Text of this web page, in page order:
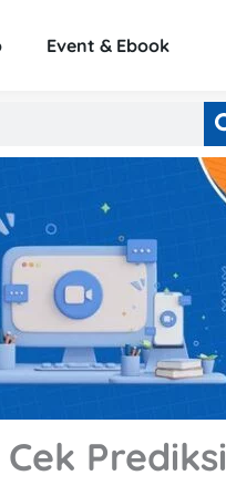
Event & Ebook
Prediksi